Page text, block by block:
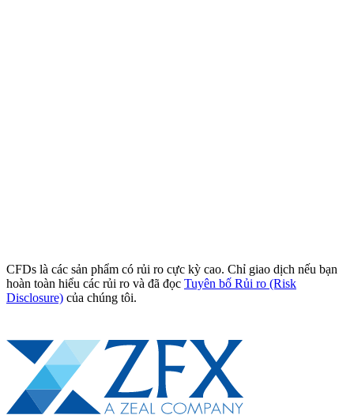
CFDs là các sản phẩm có rủi ro cực kỳ cao. Chỉ giao dịch nếu bạn
hoàn toàn hiểu các rủi ro và đã đọc Tuyên bố Rủi ro (Risk
Disclosure) của chúng tôi.